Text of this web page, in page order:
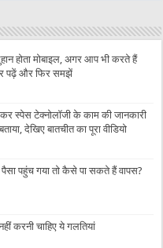
होता मोबाइल, अगर आप भी करते हैं
पढ़ें और फिर समझें
कर स्पेस टेक्नोलॉजी के काम की जानकारी
देखिए बातचीत का पूरा वीडियो
पहुंच गया तो कैसे पा सकते हैं वापस?
करनी चाहिए ये गलतियां